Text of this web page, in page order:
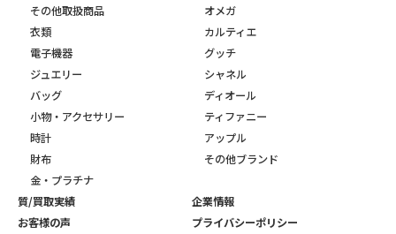
その他取扱商品
衣類
電子機器
ジュエリー
バッグ
小物・アクセサリー
時計
財布
金・プラチナ
オメガ
カルティエ
グッチ
シャネル
ディオール
ティファニー
アップル
その他ブランド
質/買取実績
お客様の声
企業情報
プライバシーポリシー